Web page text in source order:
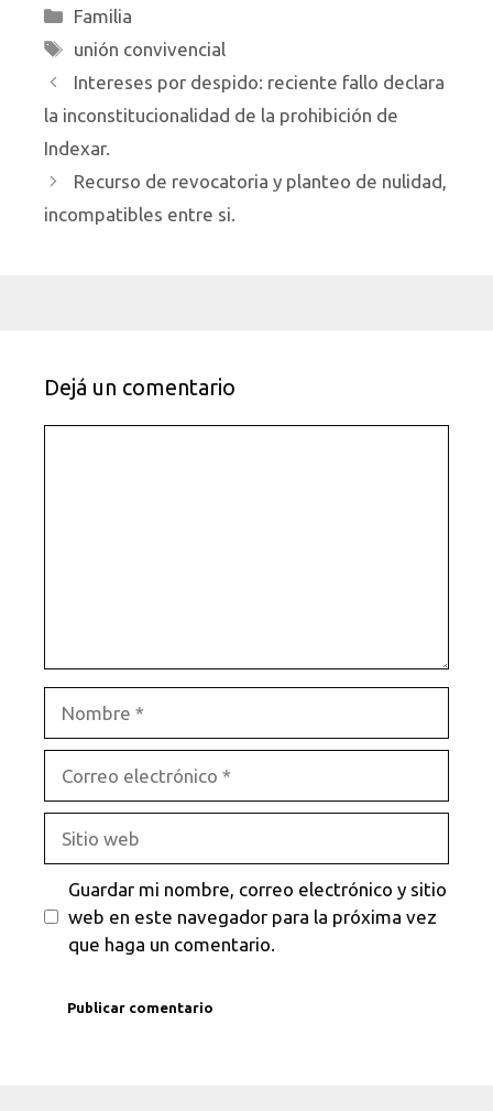
Categorías
Familia
Etiquetas
unión convivencial
Intereses por despido: reciente fallo declara
la inconstitucionalidad de la prohibición de
Indexar.
Recurso de revocatoria y planteo de nulidad,
incompatibles entre si.
Dejá un comentario
electrónico
web
Guardar mi nombre, correo electrónico y sitio
web en este navegador para la próxima vez
que haga un comentario.